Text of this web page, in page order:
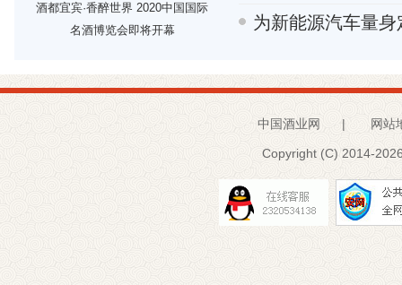
酒都宜宾·香醉世界 2020中国国际
名酒博览会即将开幕
为新能源汽车量身
中国酒业网 | 网站
Copyright (C) 2014-